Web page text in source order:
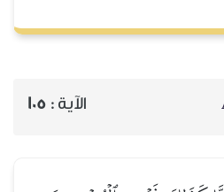
الآية : 105